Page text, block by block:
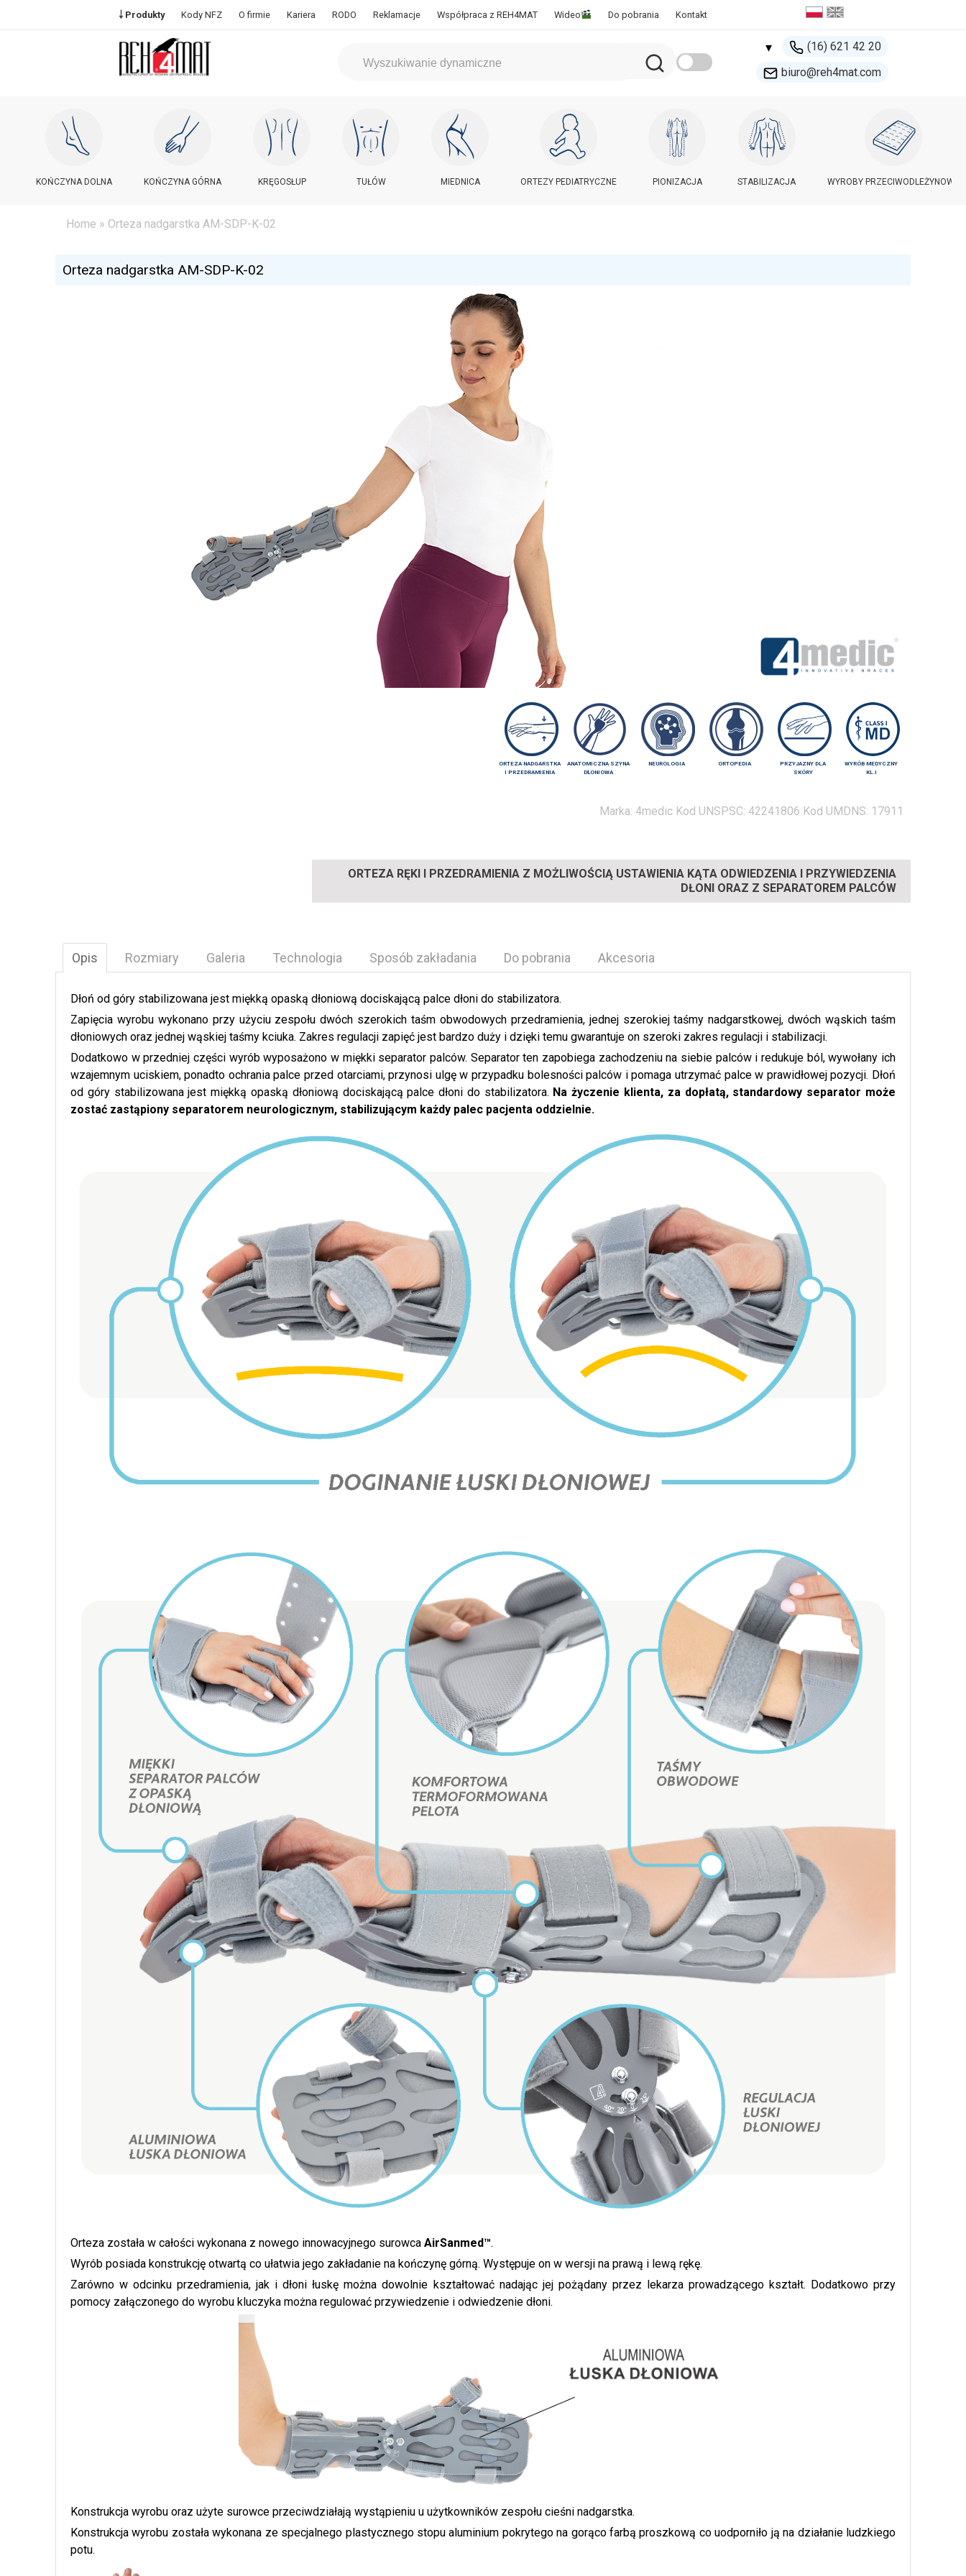
￬ Produkty Kody NFZ O firmie Kariera RODO Reklamacje Współpraca z REH4MAT Wideo Do pobrania Kontakt
▾
(16) 621 42 20
biuro@reh4mat.com
handel@reh4mat.com
KOŃCZYNA DOLNA KOŃCZYNA GÓRNA KRĘGOSŁUP TUŁÓW MIEDNICA ORTEZY PEDIATRYCZNE PIONIZACJA STABILIZACJA WYROBY PRZECIWODLEŻYNOWE
Home » Orteza nadgarstka AM-SDP-K-02
Orteza nadgarstka AM-SDP-K-02
ORTEZA NADGARSTKA
I PRZEDRAMIENIA
ANATOMICZNA SZYNA
DŁONIOWA
NEUROLOGIA ORTOPEDIA
PRZYJAZNY DLA
SKÓRY
WYRÓB MEDYCZNY
KL.I
Marka: 4medic Kod UNSPSC: 42241806 Kod UMDNS: 17911
ORTEZA RĘKI I PRZEDRAMIENIA Z MOŻLIWOŚCIĄ USTAWIENIA KĄTA ODWIEDZENIA I PRZYWIEDZENIA
DŁONI ORAZ Z SEPARATOREM PALCÓW
Opis Rozmiary Galeria Technologia Sposób zakładania Do pobrania Akcesoria
Dłoń od góry stabilizowana jest miękką opaską dłoniową dociskającą palce dłoni do stabilizatora.
Zapięcia wyrobu wykonano przy użyciu zespołu dwóch szerokich taśm obwodowych przedramienia, jednej szerokiej taśmy nadgarstkowej, dwóch wąskich taśm
dłoniowych oraz jednej wąskiej taśmy kciuka. Zakres regulacji zapięć jest bardzo duży i dzięki temu gwarantuje on szeroki zakres regulacji i stabilizacji.
Dodatkowo w przedniej części wyrób wyposażono w miękki separator palców. Separator ten zapobiega zachodzeniu na siebie palców i redukuje ból, wywołany ich
wzajemnym uciskiem, ponadto ochrania palce przed otarciami, przynosi ulgę w przypadku bolesności palców i pomaga utrzymać palce w prawidłowej pozycji. Dłoń
od góry stabilizowana jest miękką opaską dłoniową dociskającą palce dłoni do stabilizatora. Na życzenie klienta, za dopłatą, standardowy separator może
zostać zastąpiony separatorem neurologicznym, stabilizującym każdy palec pacjenta oddzielnie.
Orteza została w całości wykonana z nowego innowacyjnego surowca AirSanmed™.
Wyrób posiada konstrukcję otwartą co ułatwia jego zakładanie na kończynę górną. Występuje on w wersji na prawą i lewą rękę.
Zarówno w odcinku przedramienia, jak i dłoni łuskę można dowolnie kształtować nadając jej pożądany przez lekarza prowadzącego kształt. Dodatkowo przy
pomocy załączonego do wyrobu kluczyka można regulować przywiedzenie i odwiedzenie dłoni.
Konstrukcja wyrobu oraz użyte surowce przeciwdziałają wystąpieniu u użytkowników zespołu cieśni nadgarstka.
Konstrukcja wyrobu została wykonana ze specjalnego plastycznego stopu aluminium pokrytego na gorąco farbą proszkową co uodporniło ją na działanie ludzkiego
potu.